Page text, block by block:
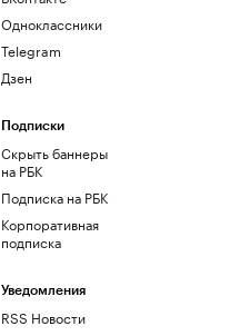
Одноклассники
Telegram
Дзен
Подписки
Скрыть баннеры
на РБК
Подписка на РБК
Корпоративная
подписка
Уведомления
RSS Новости